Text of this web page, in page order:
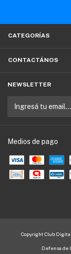
CATEGORÍAS
CONTACTÁNOS
NEWSLETTER
Medios de pago
Copyright Club Digital
Defensa de